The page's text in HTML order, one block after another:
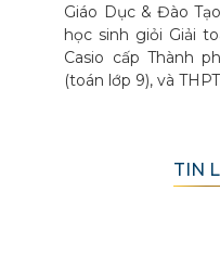
Giáo Dục & Đào
học sinh giỏi Giải
Casio cấp Thành
(toán lớp 9), và
TIN